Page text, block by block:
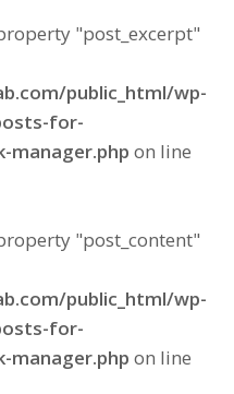
"post_excerpt"
public_html/wp-
for-
manager.php on line
"post_content"
public_html/wp-
for-
manager.php on line